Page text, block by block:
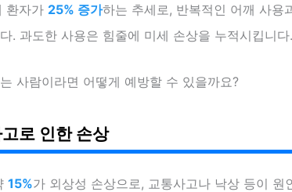
환자가 25% 증가하는 추세로, 반복적인 어깨 사용
. 과도한 사용은 힘줄에 미세 손상을 누적시킵니다.
사람이라면 어떻게 예방할 수 있을까요?
로 인한 손상
15%가 외상성 손상으로, 교통사고나 낙상 등이 원